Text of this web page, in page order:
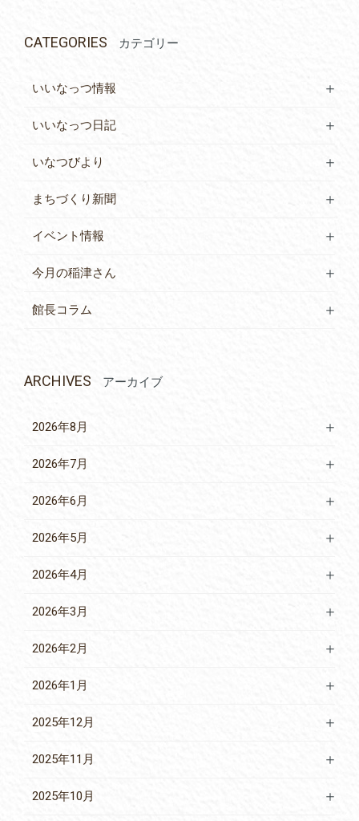
CATEGORIES カテゴリー
いいなっつ情報
いいなっつ日記
いなつびより
まちづくり新聞
イベント情報
今月の稲津さん
館長コラム
ARCHIVES アーカイブ
2026年8月
2026年7月
2026年6月
2026年5月
2026年4月
2026年3月
2026年2月
2026年1月
2025年12月
2025年11月
2025年10月